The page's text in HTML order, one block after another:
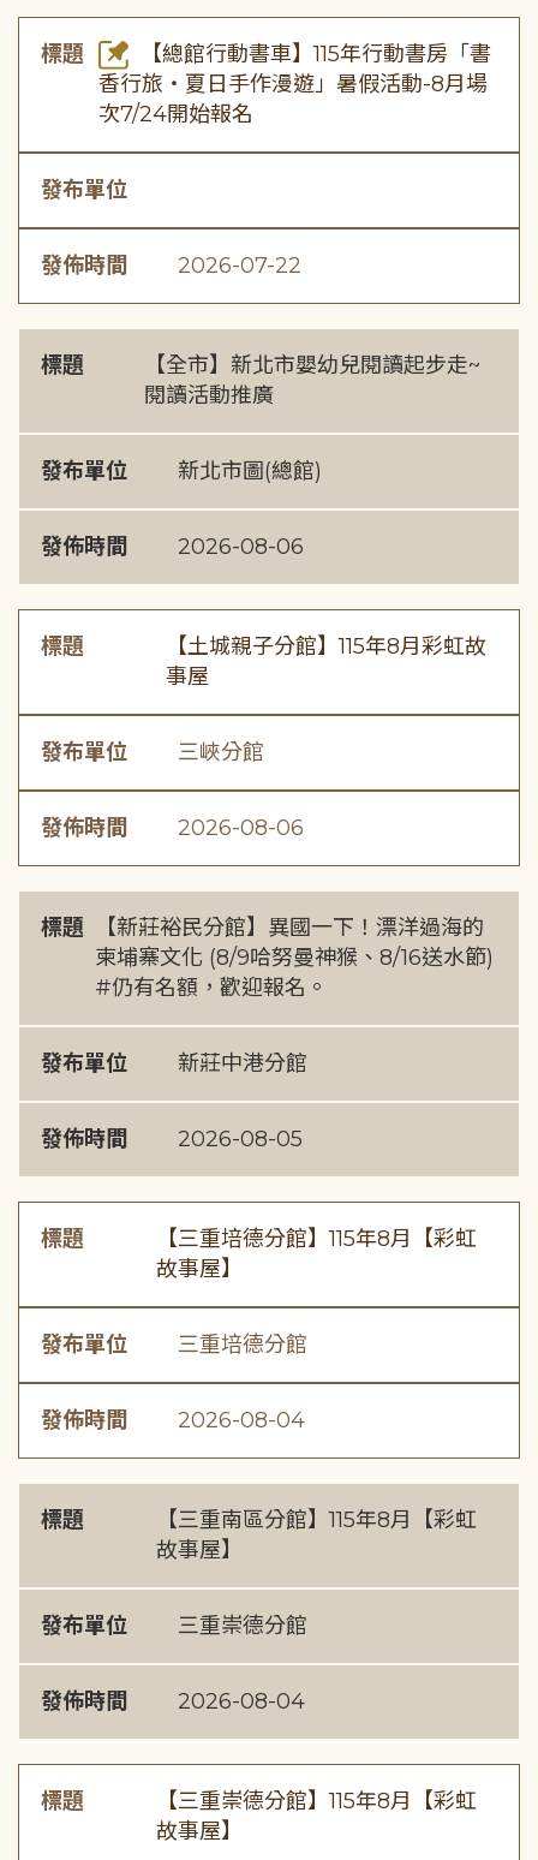
標題
【總館行動書車】115年行動書房「書
香行旅・夏日手作漫遊」暑假活動-8月場
次7/24開始報名
發布單位
發佈時間 2026-07-22
標題
【全市】新北市嬰幼兒閱讀起步走~
閱讀活動推廣
發布單位 新北市圖(總館)
發佈時間 2026-08-06
標題
【土城親子分館】115年8月彩虹故
事屋
發布單位 三峽分館
發佈時間 2026-08-06
標題
【新莊裕民分館】異國一下！漂洋過海的
柬埔寨文化 (8/9哈努曼神猴、8/16送水節)
#仍有名額，歡迎報名。
發布單位 新莊中港分館
發佈時間 2026-08-05
標題
【三重培德分館】115年8月【彩虹
故事屋】
發布單位 三重培德分館
發佈時間 2026-08-04
標題
【三重南區分館】115年8月【彩虹
故事屋】
發布單位 三重崇德分館
發佈時間 2026-08-04
標題
【三重崇德分館】115年8月【彩虹
故事屋】